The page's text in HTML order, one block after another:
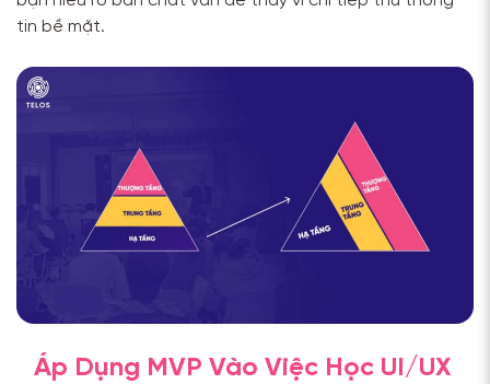
tin bề mặt.
Áp Dụng MVP Vào Việc Học UI/UX